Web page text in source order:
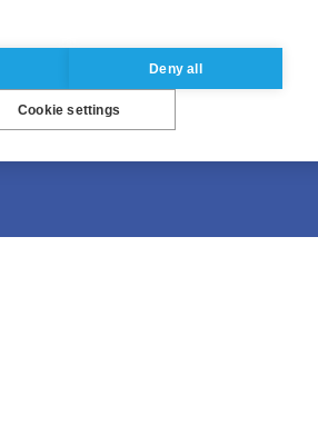
En
Vous allez être redirigé
Deny all
Cookie settings